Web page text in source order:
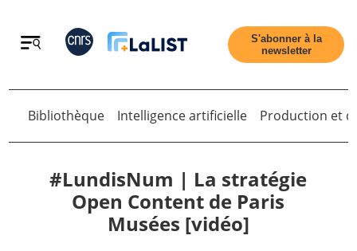
Retour
S'abonner à la
newsletter
Retour
Bibliothèque Intelligence artificielle Production et
#LundisNum | La stratégie
Open Content de Paris
Musées [vidéo]